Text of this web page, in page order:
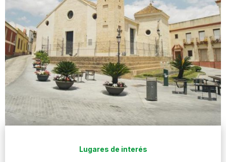
Lugares de interés